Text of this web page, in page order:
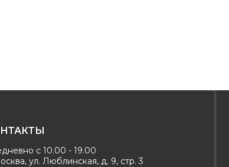
с 10.00 - 19.00
ул. Люблинская, д. 9, стр. 3